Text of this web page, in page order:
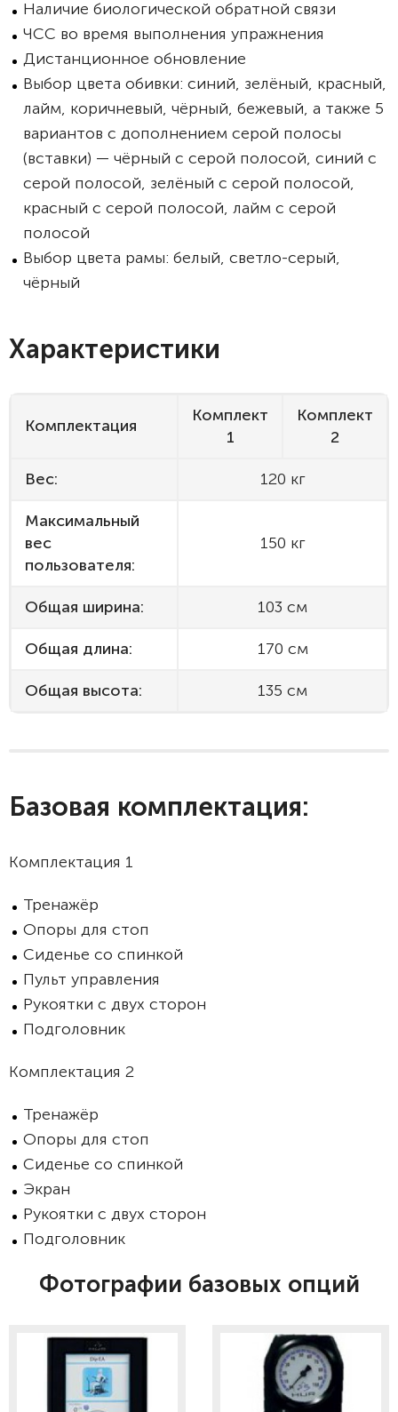
Наличие биологической обратной связи
ЧСС во время выполнения упражнения
Дистанционное обновление
Выбор цвета обивки: синий, зелёный, красный,
лайм, коричневый, чёрный, бежевый, а также 5
вариантов с дополнением серой полосы
(вставки) — чёрный с серой полосой, синий с
серой полосой, зелёный с серой полосой,
красный с серой полосой, лайм с серой
полосой
Выбор цвета рамы: белый, светло-серый,
чёрный
Характеристики
Комплектация
Комплект
1
Комплект
2
Вес: 120 кг
Максимальный
вес
пользователя:
150 кг
Общая ширина: 103 см
Общая длина: 170 см
Общая высота: 135 см
Базовая комплектация:
Комплектация 1
Тренажёр
Опоры для стоп
Сиденье со спинкой
Пульт управления
Рукоятки с двух сторон
Подголовник
Комплектация 2
Тренажёр
Опоры для стоп
Сиденье со спинкой
Экран
Рукоятки с двух сторон
Подголовник
Фотографии базовых опций